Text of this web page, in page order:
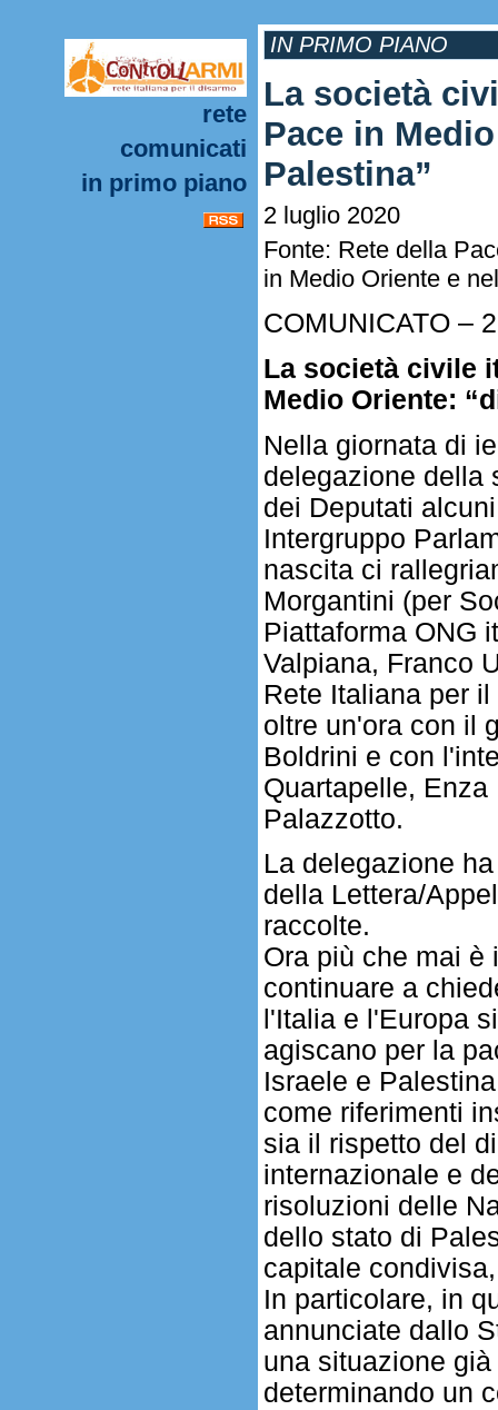
rete
comunicati
in primo piano
IN PRIMO PIANO
La società
Pace in
Palestina”
2 luglio 2020
Fonte: Rete della
in Medio Oriente e
COMUNICATO –
La società civile
Medio Oriente:
Nella giornata di
delegazione della
dei Deputati
Intergruppo
nascita ci
Morgantini (per
Piattaforma ONG
Valpiana, Franco
Rete Italiana per
oltre un'ora con il
Boldrini e con
Quartapelle,
Palazzotto.
La delegazione
della Lettera/
raccolte.
Ora più che mai è
continuare a
l'Italia e l'Europa
agiscano per la
Israele e
come riferimenti
sia il rispetto del
internazionale e
risoluzioni delle
dello stato di
capitale
In particolare, in
annunciate dallo
una situazione
determinando un